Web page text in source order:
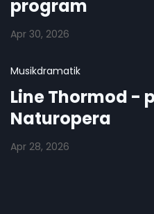
program
Apr 30, 2026
Musikdramatik
Line Thormod -
Naturopera
Apr 28, 2026